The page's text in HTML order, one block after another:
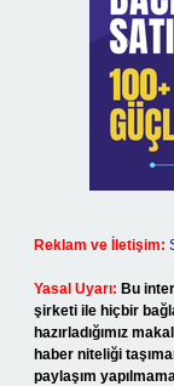
Reklam ve İletişim:
Yasal Uyarı: Bu
şirketi ile hiçbir
hazırladığımız
haber niteliği
paylaşım